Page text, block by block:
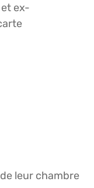
ex-
leur chambre